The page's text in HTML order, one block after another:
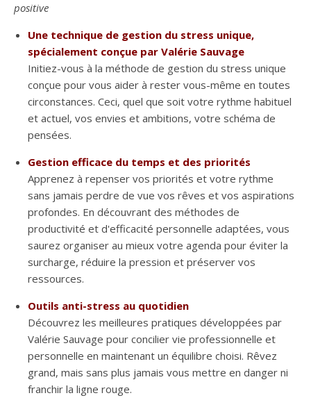
positive
Une technique de gestion du stress unique,
spécialement conçue par Valérie Sauvage
Initiez-vous à la méthode de gestion du stress unique
conçue pour vous aider à rester vous-même en toutes
circonstances. Ceci, quel que soit votre rythme habituel
et actuel, vos envies et ambitions, votre schéma de
pensées.
Gestion efficace du temps et des priorités
Apprenez à repenser vos priorités et votre rythme
sans jamais perdre de vue vos rêves et vos aspirations
profondes. En découvrant des méthodes de
productivité et d'efficacité personnelle adaptées, vous
saurez organiser au mieux votre agenda pour éviter la
surcharge, réduire la pression et préserver vos
ressources.
Outils anti-stress au quotidien
Découvrez les meilleures pratiques développées par
Valérie Sauvage pour concilier vie professionnelle et
personnelle en maintenant un équilibre choisi. Rêvez
grand, mais sans plus jamais vous mettre en danger ni
franchir la ligne rouge.